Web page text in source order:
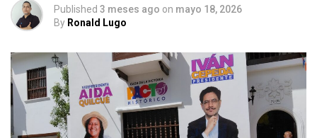
Published 3 meses ago on mayo 18, 2026
By Ronald Lugo